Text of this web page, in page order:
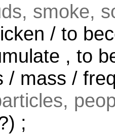
smoke,
/ to
, to
/ mass /
;